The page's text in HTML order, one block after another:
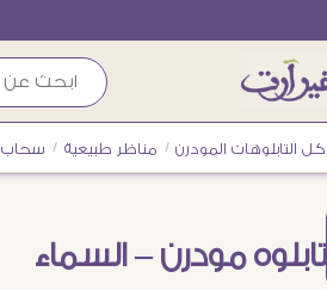
كل التابلوهات المودرن / مناظر طبيعية / سحاب
تابلوه مودرن – السماء